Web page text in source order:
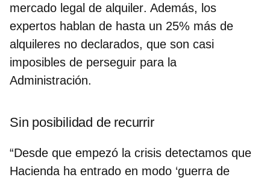
mercado legal de alquiler. Además, los
expertos hablan de hasta un 25% más de
alquileres no declarados, que son casi
imposibles de perseguir para la
Administración.
Sin posibilidad de recurrir
“Desde que empezó la crisis detectamos que
Hacienda ha entrado en modo ‘guerra de